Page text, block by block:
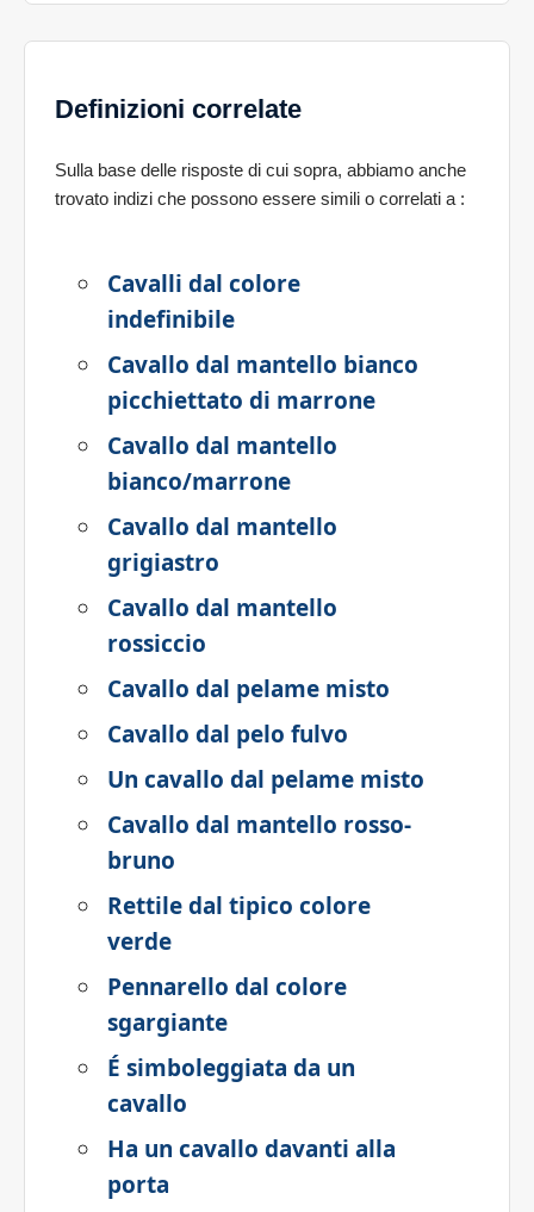
Definizioni correlate
Sulla base delle risposte di cui sopra, abbiamo anche
trovato indizi che possono essere simili o correlati a :
Cavalli dal colore
indefinibile
Cavallo dal mantello bianco
picchiettato di marrone
Cavallo dal mantello
bianco/marrone
Cavallo dal mantello
grigiastro
Cavallo dal mantello
rossiccio
Cavallo dal pelame misto
Cavallo dal pelo fulvo
Un cavallo dal pelame misto
Cavallo dal mantello rosso-
bruno
Rettile dal tipico colore
verde
Pennarello dal colore
sgargiante
É simboleggiata da un
cavallo
Ha un cavallo davanti alla
porta